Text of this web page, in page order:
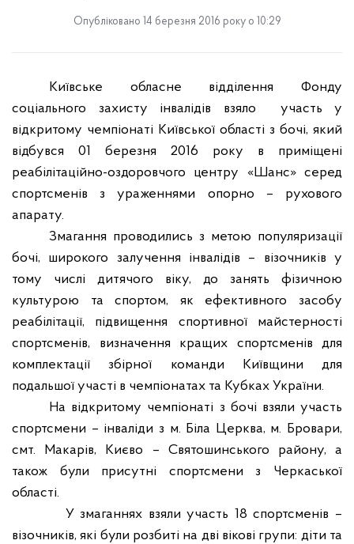
Опубліковано 14 березня 2016 року о 10:29
Київське обласне відділення Фонду
соціального захисту інвалідів взяло
участь у
відкритому чемпіонаті Київської області з бочі, який
відбувся 01
березня 2016 року в приміщені
реабілітаційно-оздоровчого центру «Шанс» серед
спортсменів з ураженнями опорно – рухового
апарату.
Змагання проводились з метою популяризації
бочі, широкого залучення інвалідів – візочників у
тому числі дитячого віку, до занять фізичною
культурою та спортом, як ефективного засобу
реабілітації, підвищення спортивної майстерності
спортсменів, визначення кращих спортсменів для
комплектації збірної команди Київщини для
подальшої участі в чемпіонатах та Кубках України.
На відкритому чемпіонаті з бочі взяли участь
спортсмени – інваліди з м. Біла Церква, м. Бровари,
смт. Макарів, Києво – Святошинського району, а
також були присутні спортсмени з Черкаської
області.
У змаганнях взяли участь 18 спортсменів –
візочників, які були розбиті на дві вікові групи: діти та